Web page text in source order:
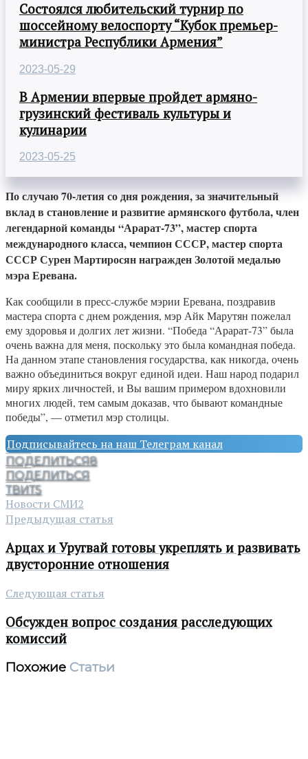
Состоялся любительский турнир по
шоссейному велоспорту “Кубок премьер-
министра Республики Армения”
2023-05-29
В Армении впервые пройдет армяно-
грузинский фестиваль культуры и
кулинарии
2023-05-25
По случаю 70-летия со дня рождения, за значительный
вклад в становление и развитие армянского футбола, член
легендарной команды “Арарат-73”, мастер спорта
международного класса, чемпион СССР, мастер спорта
СССР Сурен Мартиросян награжден Золотой медалью
мэра Еревана.
Как сообщили в пресс-службе мэрии Еревана, поздравив
мастера спорта с днем рождения, мэр Айк Марутян пожелал
ему здоровья и долгих лет жизни. “Победа “Арарат-73” была
очень важна для меня, поскольку это была командная победа.
На данном этапе становления государства, как никогда, очень
важно объединиться вокруг единой идеи. Наш народ подарил
миру ярких личностей, и Вы вашим примером вдохновили
многих людей, тем самым доказав, что бывают командные
победы”, — отметил мэр столицы.
Подписывайтесь на наш Телеграм канал
ПОДЕЛИТЬСЯ8
ПОДЕЛИТЬСЯ
ТВИТ5
Новости СМИ2
Предыдущая статья
Арцах и Уругвай готовы укреплять и развивать
двусторонние отношения
Следующая статья
Обсужден вопрос создания расследующих
комиссий
Похожие Статьи